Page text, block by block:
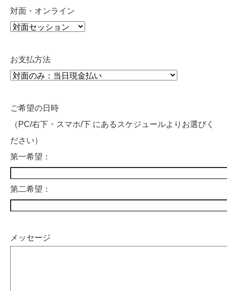
対面・オンライン
お支払方法
ご希望の日時
（PC/右下・スマホ/下 にあるスケジュールよりお選びく
ださい）
第一希望：
第二希望：
メッセージ